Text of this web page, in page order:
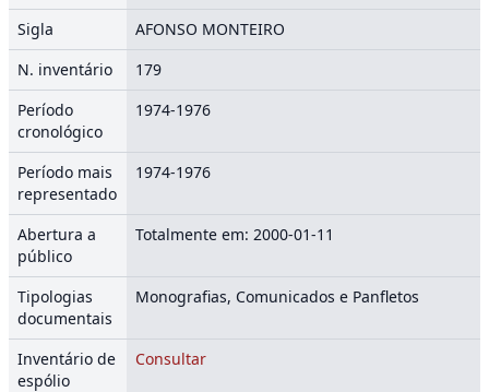
Sigla
AFONSO MONTEIRO
N. inventário
179
Período
cronológico
1974-1976
Período mais
representado
1974-1976
Abertura a
público
Totalmente em: 2000-01-11
Tipologias
documentais
Monografias, Comunicados e Panfletos
Inventário de
espólio
Consultar